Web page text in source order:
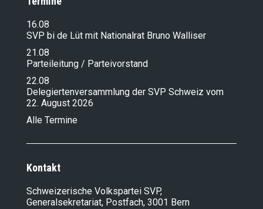
16.08
SVP bi de Lüt mit Nationalrat Bruno Walliser
21.08
Parteileitung / Parteivorstand
22.08
Delegiertenversammlung der SVP Schweiz vom
22. August 2026
Alle Termine
Kontakt
Schweizerische Volkspartei SVP,
Generalsekretariat, Postfach, 3001 Bern